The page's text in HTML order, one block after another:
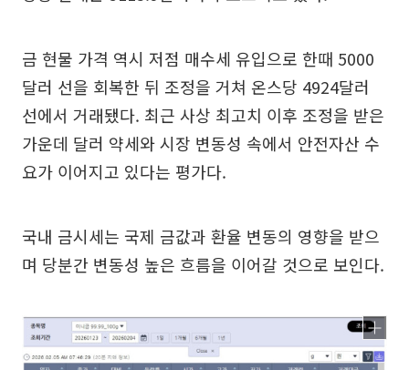
금 현물 가격 역시 저점 매수세 유입으로 한때 5000
달러 선을 회복한 뒤 조정을 거쳐 온스당 4924달러
선에서 거래됐다. 최근 사상 최고치 이후 조정을 받은
가운데 달러 약세와 시장 변동성 속에서 안전자산 수
요가 이어지고 있다는 평가다.
국내 금시세는 국제 금값과 환율 변동의 영향을 받으
며 당분간 변동성 높은 흐름을 이어갈 것으로 보인다.